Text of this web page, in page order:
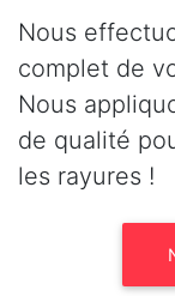
Nous
complet de
Nous
de qualité
les rayures !